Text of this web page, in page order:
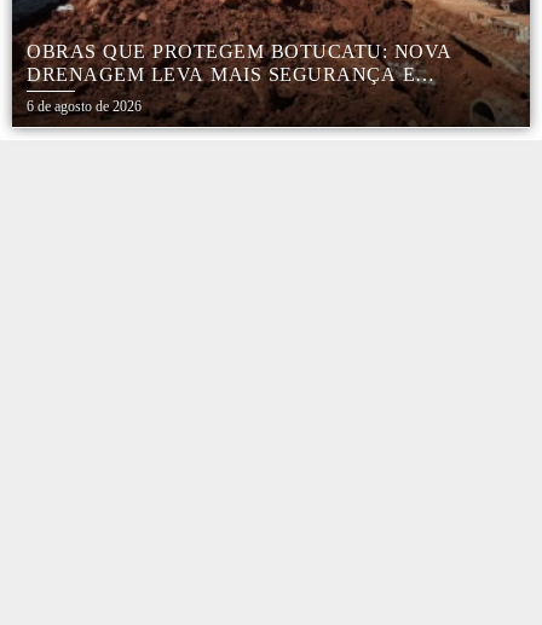
OBRAS QUE PROTEGEM BOTUCATU: NOVA
DRENAGEM LEVA MAIS SEGURANÇA E
TRANQUILIDADE AOS MORADORES DA COHAB
5
6 de agosto de 2026